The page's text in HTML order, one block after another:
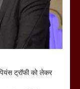
ट्रॉफी को लेकर